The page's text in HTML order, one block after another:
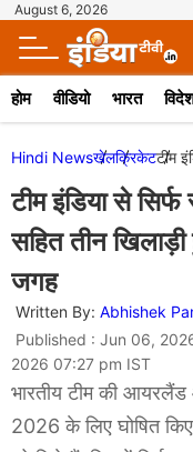
August 6, 2026
होम वीडियो भारत
Hindi Newsखेलक्रिकेटटीम
टीम इंडिया से सिर्फ
सहित तीन खिलाड़ी
जगह
Written By: Abhishek
Published : Jun 06,
2026 07:27 pm IST
भारतीय टीम की
2026 के लिए घोषित